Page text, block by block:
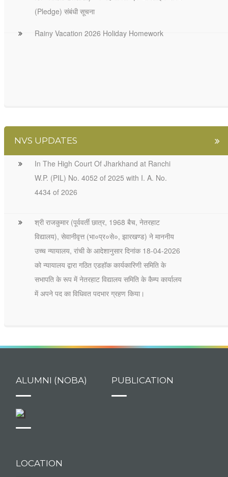
(Pledge) संबंधी सूचना
Rainy Vacation 2026 Holiday Homework
NVS UPDATES
In The High Court Of Jharkhand at Ranchi
W.P. (PIL) No. 4052 of 2025 with I. A. No.
4434 of 2026
श्री राजकुमार (पूर्ववर्ती छात्र, 1968 बैच, नेतरहाट
विद्यालय), सेवानीवृत्त (भा०प्र०से०, झारखण्ड) ने माननीय
उच्च न्यायालय, रांची के आदेशानुसार दिनांक 18-04-2026
को न्यायालय द्वारा गठित एडहॉक कार्यकारिणी समिति के
सभापति के रूप में नेतरहाट विद्यालय समिति के कैम्प कार्यालय
में अपने पद का विधिवत पदभार ग्रहण किया।
ALUMNI (NOBA) PUBLICATION
LOCATION